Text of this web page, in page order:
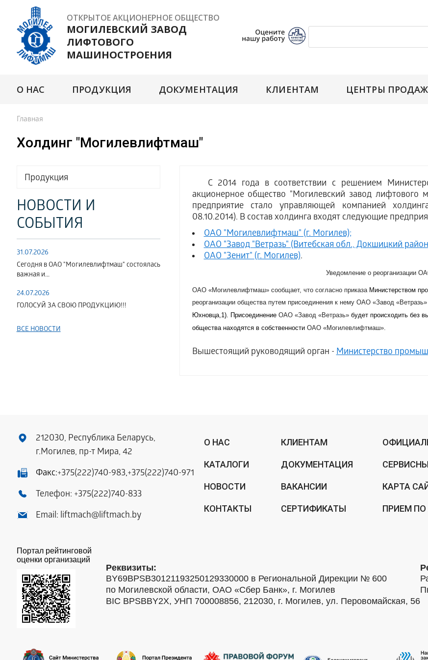
ОТКРЫТОЕ АКЦИОНЕРНОЕ ОБЩЕСТВО
МОГИЛЕВСКИЙ ЗАВОД
ЛИФТОВОГО
МАШИНОСТРОЕНИЯ
О НАС ПРОДУКЦИЯ ДОКУМЕНТАЦИЯ КЛИЕНТАМ ЦЕНТРЫ ПРОДАЖ
Главная
Холдинг "Могилевлифтмаш"
Продукция
НОВОСТИ И
СОБЫТИЯ
31.07.2026
Сегодня в ОАО "Могилевлифтмаш" состоялась
важная и...
24.07.2026
ГОЛОСУЙ ЗА СВОЮ ПРОДУКЦИЮ!!!
ВСЕ НОВОСТИ
С 2014 года в соответствии с решением
акционерное общество "Могилевский завод лифтового
предприятие стало управляющей компанией
08.10.2014). В состав холдинга входят следующие
ОАО "Могилевлифтмаш" (г. Могилев);
ОАО "Завод "Ветразь" (Витебская обл., Докшицкий
ОАО "Зенит" (г. Могилев).
Уведомление о реорганизации
ОАО «Могилевлифтмаш» сообщает, что согласно приказа Министерством
реорганизации общества путем присоединения к нему ОАО «Завод «Ветразь»
Юхновца,1). Присоединение ОАО «Завод «Ветразь» будет происходить без
общества находятся в собственности ОАО «Могилевлифтмаш».
Вышестоящий руководящий орган -Министерство
212030, Республика Беларусь,
г.Могилев, пр-т Мира, 42
Факс:+375(222)740-983,+375(222)740-971
Телефон: +375(222)740-833
Email: liftmach@liftmach.by
О НАС
КАТАЛОГИ
НОВОСТИ
КОНТАКТЫ
КЛИЕНТАМ
ДОКУМЕНТАЦИЯ
ВАКАНСИИ
СЕРТИФИКАТЫ
КАРТА
ПРИЕМ
Портал рейтинговой
оценки организаций
Реквизиты:
BY69BPSB30121193250129330000 в Региональной Дирекции № 600
по Могилевской области, ОАО «Сбер Банк», г. Могилев
BIC BPSBBY2X, УНП 700008856, 212030, г. Могилев, ул. Перовомайская, 56